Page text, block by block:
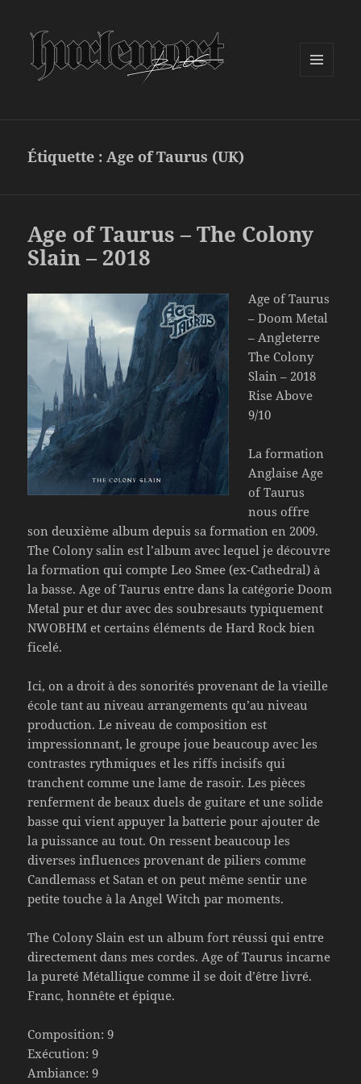
Étiquette :Age of Taurus (UK)
Age of Taurus – The Colony
Slain – 2018
Age of Taurus
– Doom Metal
– Angleterre
The Colony
Slain – 2018
Rise Above
9/10
La formation
Anglaise Age
of Taurus
nous offre
son deuxième album depuis sa formation en 2009.
The Colony salin est l’album avec lequel je découvre
la formation qui compte Leo Smee (ex-Cathedral) à
la basse. Age of Taurus entre dans la catégorie Doom
Metal pur et dur avec des soubresauts typiquement
NWOBHM et certains éléments de Hard Rock bien
ficelé.
Ici, on a droit à des sonorités provenant de la vieille
école tant au niveau arrangements qu’au niveau
production. Le niveau de composition est
impressionnant, le groupe joue beaucoup avec les
contrastes rythmiques et les riffs incisifs qui
tranchent comme une lame de rasoir. Les pièces
renferment de beaux duels de guitare et une solide
basse qui vient appuyer la batterie pour ajouter de
la puissance au tout. On ressent beaucoup les
diverses influences provenant de piliers comme
Candlemass et Satan et on peut même sentir une
petite touche à la Angel Witch par moments.
The Colony Slain est un album fort réussi qui entre
directement dans mes cordes. Age of Taurus incarne
la pureté Métallique comme il se doit d’être livré.
Franc, honnête et épique.
Composition: 9
Exécution: 9
Ambiance: 9